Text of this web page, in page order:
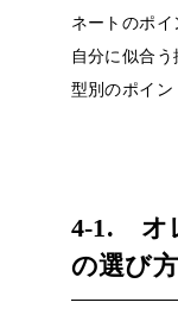
ネートのポイ
自分に似合
型別のポイン
4-1. オ
の選び方